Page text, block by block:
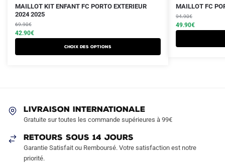
MAILLOT KIT ENFANT FC PORTO EXTERIEUR
2024 2025
69.90€
Le
prix
initial
était :
42.90€
Le
prix
actuel
est :
Choix des options
Ce
produit
a
plusieurs
variations.
choisies
la
page
MAILLOT FC
94.90€
Le
prix
initial
était :
49.90€
Le
prix
actuel
est :
Ce
produit
a
page
LIVRAISON INTERNATIONALE
Gratuite sur toutes les commande supérieures à 99€
RETOURS SOUS 14 JOURS
Garantie Satisfait ou Remboursé. Votre satisfaction est notre
priorité.